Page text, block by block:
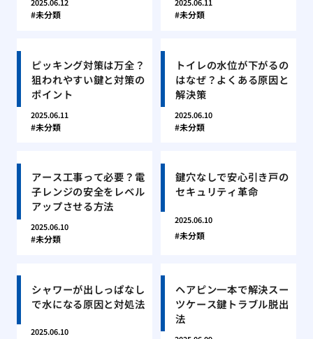
2025.06.12
未分類
2025.06.11
未分類
ピッキング対策は万全？
狙われやすい鍵と対策の
ポイント
2025.06.11
未分類
トイレの水位が下がるの
はなぜ？よくある原因と
解決策
2025.06.10
未分類
アース工事って必要？電
子レンジの安全をレベル
アップさせる方法
2025.06.10
未分類
鍵穴なしで安心引き戸の
セキュリティ革命
2025.06.10
未分類
シャワーが出しっぱなし
で水になる原因と対処法
2025.06.10
ヘアピン一本で解決スー
ツケース鍵トラブル脱出
法